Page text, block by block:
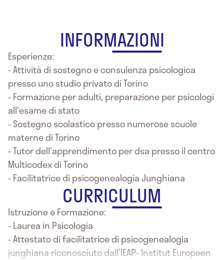
INFORMAZIONI
Esperienze:
- Attività di sostegno e consulenza psicologica
presso uno studio privato di Torino
- Formazione per adulti, preparazione per psicologi
all'esame di stato
- Sostegno scolastico presso numerose scuole
materne di Torino
- Tutor dell'apprendimento per dsa presso il centro
Multicodex di Torino
- Facilitatrice di psicogenealogia Junghiana
CURRICULUM
Istruzione e Formazione:
- Laurea in Psicologia
- Attestato di facilitatrice di psicogenealogia
junghiana riconosciuto dall'IEAP- Institut Europeen